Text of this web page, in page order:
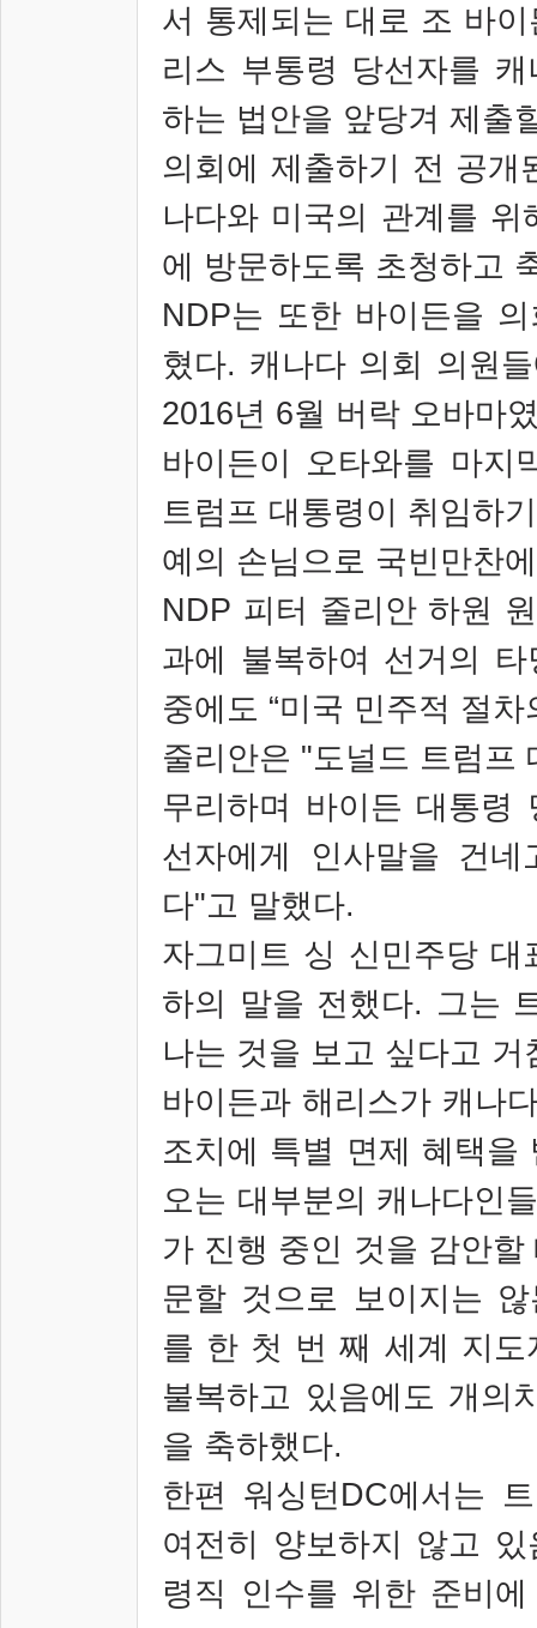
서 통제되는 대로 조 바
리스 부통령 당선자를
하는 법안을 앞당겨 제출
의회에 제출하기 전 공
나다와 미국의 관계를
에 방문하도록 초청하고
NDP는 또한 바이든을
혔다. 캐나다 의회 의원
2016년 6월 버락 오바마
바이든이 오타와를 마지
트럼프 대통령이 취임하
예의 손님으로 국빈만찬
NDP 피터 줄리안 하원
과에 불복하여 선거의
중에도 “미국 민주적 절
줄리안은 "도널드 트럼프
무리하며 바이든 대통령
선자에게 인사말을 건
다"고 말했다.
자그미트 싱 신민주당
하의 말을 전했다. 그는
나는 것을 보고 싶다고
바이든과 해리스가 캐나
조치에 특별 면제 혜택을
오는 대부분의 캐나다인
가 진행 중인 것을 감안
문할 것으로 보이지는 않
를 한 첫 번 째 세계 지도
불복하고 있음에도 개의
을 축하했다.
한편 워싱턴DC에서는
여전히 양보하지 않고
령직 인수를 위한 준비